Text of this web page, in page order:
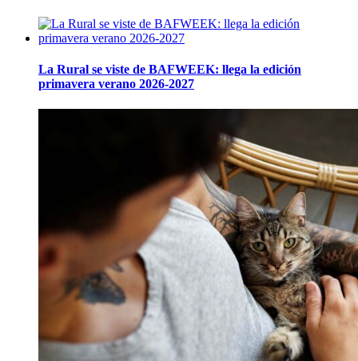
La Rural se viste de BAFWEEK: llega la edición
primavera verano 2026-2027